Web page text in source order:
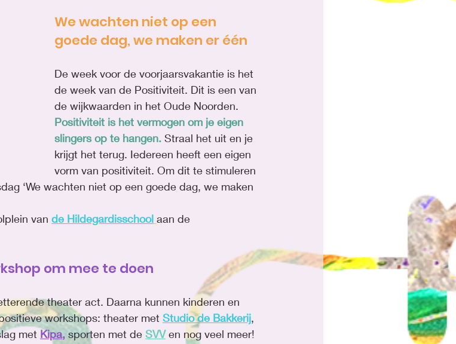
We wachten niet op een
goede dag, we maken er één
De week voor de voorjaarsvakantie is het
de week van de Positiviteit. Dit is een van
de wijkwaarden in het Oude Noorden.
Positiviteit is het vermogen om je eigen
slingers op te hangen. Straal het uit en je
krijgt het terug. Iedereen heeft een eigen
vorm van positiviteit. Om dit te stimuleren
‘We wachten niet op een goede dag, we maken
van de Hildegardisschool aan de
om mee te doen
theater act. Daarna kunnen kinderen en
workshops: theater met Studio de Bakkerij,
met Kipa, sporten met de SVV en nog veel meer!